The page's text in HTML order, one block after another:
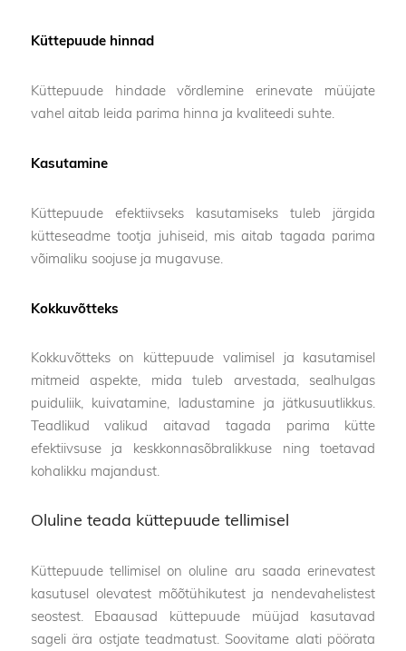
Küttepuude hinnad
Küttepuude hindade võrdlemine erinevate müüjate
vahel aitab leida parima hinna ja kvaliteedi suhte.
Kasutamine
Küttepuude efektiivseks kasutamiseks tuleb järgida
kütteseadme tootja juhiseid, mis aitab tagada parima
võimaliku soojuse ja mugavuse.
Kokkuvõtteks
Kokkuvõtteks on küttepuude valimisel ja kasutamisel
mitmeid aspekte, mida tuleb arvestada, sealhulgas
puiduliik, kuivatamine, ladustamine ja jätkusuutlikkus.
Teadlikud valikud aitavad tagada parima kütte
efektiivsuse ja keskkonnasõbralikkuse ning toetavad
kohalikku majandust.
Oluline teada küttepuude tellimisel
Küttepuude tellimisel on oluline aru saada erinevatest
kasutusel olevatest mõõtühikutest ja nendevahelistest
seostest. Ebaausad küttepuude müüjad kasutavad
sageli ära ostjate teadmatust. Soovitame alati pöörata